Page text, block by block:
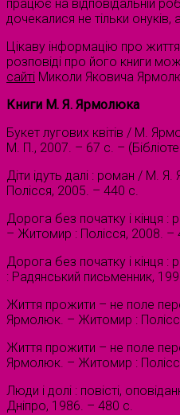
працює на відповідальній
дочекалися не тільки онуків,
Цікаву інформацію про
розповіді про його книги
сайті Миколи Яковича
Книги М. Я. Ярмолюка
Букет лугових квітів / М.
М. П., 2007. – 67 с. –
Діти ідуть далі : роман / М.
Полісся, 2005. – 440 с.
Дорога без початку і кінця
– Житомир : Полісся, 2008. –
Дорога без початку і кінця
: Радянський письменник,
Життя прожити – не поле
Ярмолюк. – Житомир :
Життя прожити – не поле
Ярмолюк. – Житомир :
Люди і долі : повісті,
Дніпро, 1986. – 480 с.